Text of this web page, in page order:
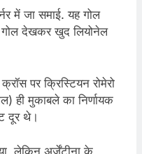
में जा समाई. यह गोल
गोल देखकर खुद लियोनेल
पर क्रिस्टियन रोमेरो
ही मुकाबले का निर्णायक
दूर थे।